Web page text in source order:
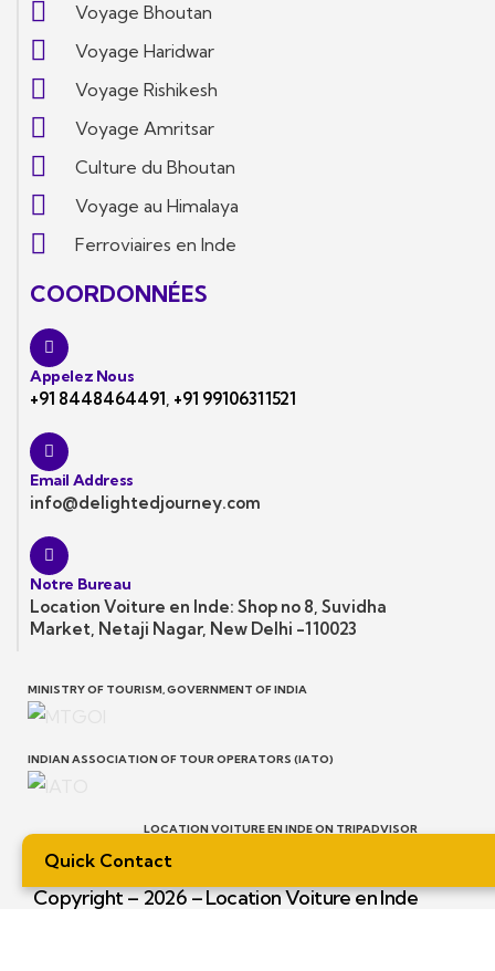
Voyage Bhoutan
Voyage Haridwar
Voyage Rishikesh
Voyage Amritsar
Culture du Bhoutan
Voyage au Himalaya
Ferroviaires en Inde
COORDONNÉES
Appelez Nous
+91 8448464491, +91 99106311521
Email Address
info@delightedjourney.com
Notre Bureau
Location Voiture en Inde: Shop no 8, Suvidha
Market, Netaji Nagar, New Delhi -110023
MINISTRY OF TOURISM, GOVERNMENT OF INDIA
INDIAN ASSOCIATION OF TOUR OPERATORS (IATO)
LOCATION VOITURE EN INDE ON TRIPADVISOR
Copyright – 2026 – Location Voiture en Inde
Quick Contact